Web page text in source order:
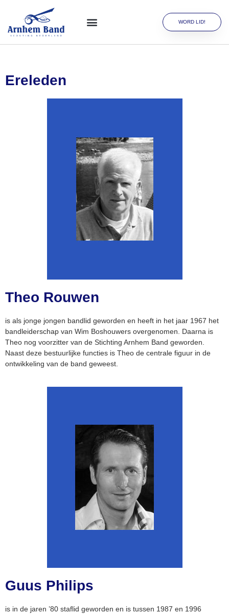
WORD LID!
Ereleden
Theo Rouwen
is als jonge jongen bandlid geworden en heeft in het jaar 1967 het
bandleiderschap van Wim Boshouwers overgenomen. Daarna is
Theo nog voorzitter van de Stichting Arnhem Band geworden.
Naast deze bestuurlijke functies is Theo de centrale figuur in de
ontwikkeling van de band geweest.
Guus Philips
is in de jaren ’80 staflid geworden en is tussen 1987 en 1996